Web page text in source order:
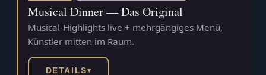
Musical Dinner — Das Original
Musical-Highlights live + mehrgängiges Menü,
Künstler mitten im Raum.
DETAILS▾